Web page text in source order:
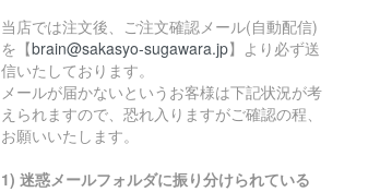
当店では注文後、ご注文確認メール(自動配信)
を【brain@sakasyo-sugawara.jp】より必ず送
信いたしております。
メールが届かないというお客様は下記状況が考
えられますので、恐れ入りますがご確認の程、
お願いいたします。
1) 迷惑メールフォルダに振り分けられている